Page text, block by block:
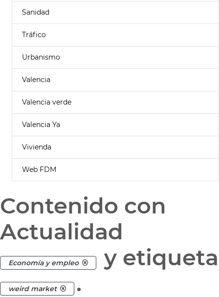
Sanidad
Tráfico
Urbanismo
Valencia
Valencia verde
Valencia Ya
Vivienda
Web FDM
Contenido con
Actualidad
Economía y empleo y etiqueta
weird market .